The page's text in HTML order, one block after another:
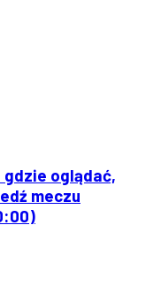
oglądać,
meczu